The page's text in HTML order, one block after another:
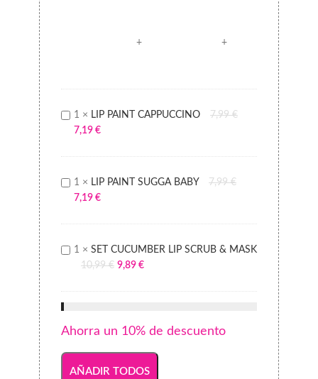
LIP
PAINT
1 × LIP PAINT CAPPUCCINO 7,99€
7,19 €
LIP
PAINT
1 × LIP PAINT SUGGA BABY 7,99€
7,19 €
SET
CUCUMBER
&
MASK
1 × SET CUCUMBER LIP SCRUB & MASK
10,99€ 9,89 €
Ahorra un 10% de descuento
AÑADIR TODOS